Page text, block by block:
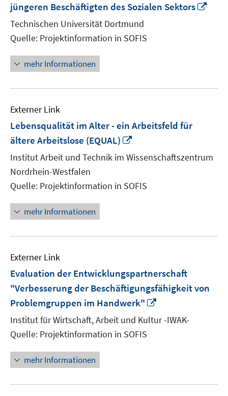
jüngeren Beschäftigten des Sozialen Sektors
Technischen Universität Dortmund
Quelle: Projektinformation in SOFIS
mehr Informationen
Externer Link
Lebensqualität im Alter - ein Arbeitsfeld für
ältere Arbeitslose (EQUAL)
neuem
Fenster
Institut Arbeit und Technik im Wissenschaftszentrum
Nordrhein-Westfalen
Quelle: Projektinformation in SOFIS
mehr Informationen
Externer Link
Evaluation der Entwicklungspartnerschaft
"Verbesserung der Beschäftigungsfähigkeit von
Problemgruppen im Handwerk"
Fenster
Institut für Wirtschaft, Arbeit und Kultur -IWAK-
Quelle: Projektinformation in SOFIS
mehr Informationen